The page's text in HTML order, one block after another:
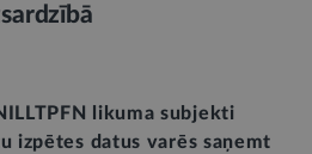
likuma subjekti
izpētes datus varēs saņemt